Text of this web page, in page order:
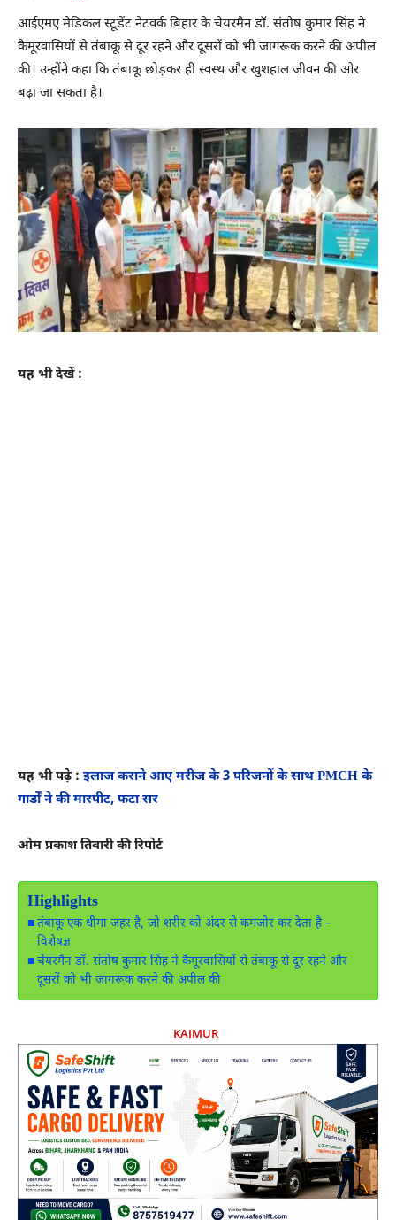
आईएमए मेडिकल स्टूडेंट नेटवर्क बिहार के चेयरमैन डॉ. संतोष कुमार सिंह ने
कैमूरवासियों से तंबाकू से दूर रहने और दूसरों को भी जागरूक करने की अपील
की। उन्होंने कहा कि तंबाकू छोड़कर ही स्वस्थ और खुशहाल जीवन की ओर
बढ़ा जा सकता है।
यह भी देखें :
यह भी पढ़े : इलाज कराने आए मरीज के 3 परिजनों के साथ PMCH के
गार्डों ने की मारपीट, फटा सर
ओम प्रकाश तिवारी की रिपोर्ट
Highlights
तंबाकू एक धीमा जहर है, जो शरीर को अंदर से कमजोर कर देता है –
विशेषज्ञ
चेयरमैन डॉ. संतोष कुमार सिंह ने कैमूरवासियों से तंबाकू से दूर रहने और
दूसरों को भी जागरूक करने की अपील की
KAIMUR